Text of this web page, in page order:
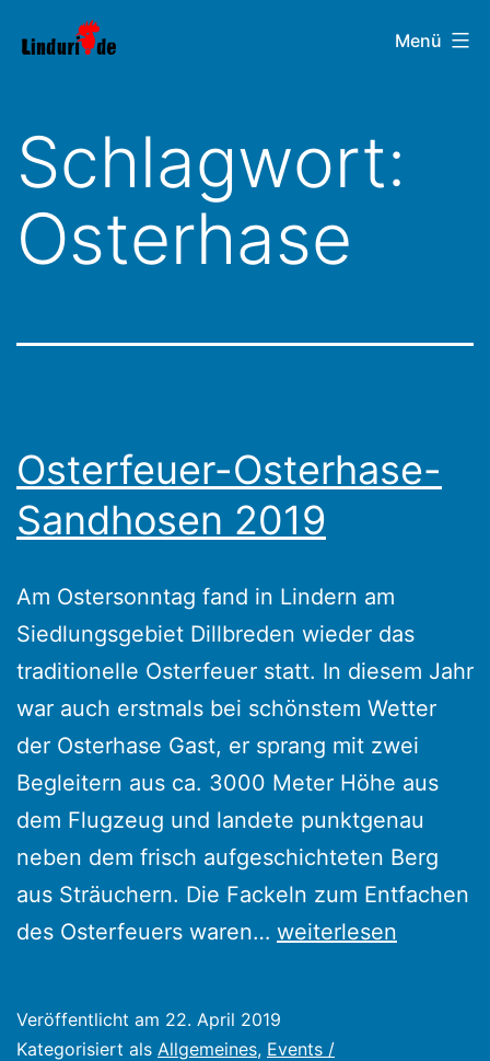
Inhalt
Linduri.de Menü
Schlagwort:
Osterhase
Osterfeuer-Osterhase-
Sandhosen 2019
Am Ostersonntag fand in Lindern am
Siedlungsgebiet Dillbreden wieder das
traditionelle Osterfeuer statt. In diesem Jahr
war auch erstmals bei schönstem Wetter
der Osterhase Gast, er sprang mit zwei
Begleitern aus ca. 3000 Meter Höhe aus
dem Flugzeug und landete punktgenau
neben dem frisch aufgeschichteten Berg
aus Sträuchern. Die Fackeln zum Entfachen
des Osterfeuers waren… Osterfeuer-
2019
weiterlesen
Veröffentlicht am 22. April 2019
Kategorisiert als Allgemeines, Events /